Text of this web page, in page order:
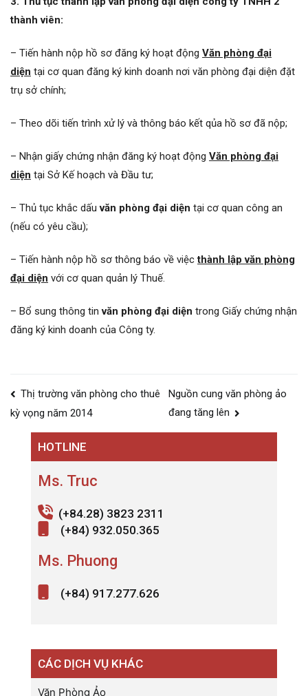
thành viên:
– Tiến hành nộp hồ sơ đăng ký hoạt động Văn phòng đại
diện tại cơ quan đăng ký kinh doanh nơi văn phòng đại diện đặt
trụ sở chính;
– Theo dõi tiến trình xử lý và thông báo kết qủa hồ sơ đã nộp;
– Nhận giấy chứng nhận đăng ký hoạt động Văn phòng đại
diện tại Sở Kế hoạch và Đầu tư;
– Thủ tục khắc dấuvăn phòng đại diện tại cơ quan công an
(nếu có yêu cầu);
– Tiến hành nộp hồ sơ thông báo về việcthành lập văn phòng
đại diện với cơ quan quản lý Thuế.
– Bổ sung thông tinvăn phòng đại diện trong Giấy chứng nhận
đăng ký kinh doanh của Công ty.
Điều
hướng
Thị trường văn phòng cho thuê
kỳ vọng năm 2014
Nguồn cung văn phòng ảo
đang tăng lên
HOTLINE
Ms. Truc
(+84.28) 3823 2311
(+84) 932.050.365
Ms. Phuong
(+84) 917.277.626
CÁC DỊCH VỤ KHÁC
Văn Phòng Ảo